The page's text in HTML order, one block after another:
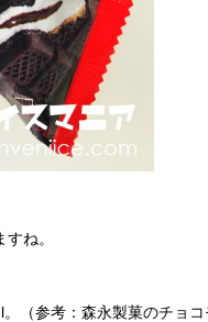
ね。
（参考：森永製菓のチョコ